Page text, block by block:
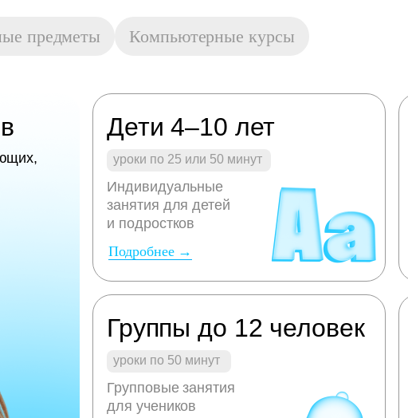
предметы Компьютерные курсы
Дети 4–10 лет
уроки по 25 или 50 минут
Индивидуальные
занятия для детей
и подростков
Подробнее →
Групповые занятия
для учеников
уроки по 50 минут
Группы до 12 человек